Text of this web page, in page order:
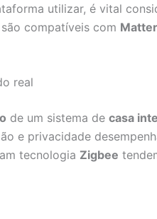
utilizar, é vital
compatíveis com Matter
real
de um sistema de casa
e privacidade
tecnologia Zigbee